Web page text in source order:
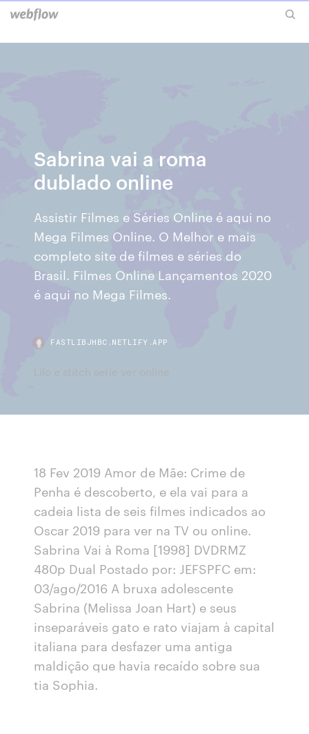
Sabrina vai a roma
dublado online
Assistir Filmes e Séries Online é aqui no
Mega Filmes Online. O Melhor e mais
completo site de filmes e séries do
Brasil. Filmes Online Lançamentos 2020
é aqui no Mega Filmes.
FASTLIBJHBC.NETLIFY.APP
Lilo e stitch serie ver online
18 Fev 2019 Amor de Mãe: Crime de
Penha é descoberto, e ela vai para a
cadeia lista de seis filmes indicados ao
Oscar 2019 para ver na TV ou online.
Sabrina Vai à Roma [1998] DVDRMZ
480p Dual Postado por: JEFSPFC em:
03/ago/2016 A bruxa adolescente
Sabrina (Melissa Joan Hart) e seus
inseparáveis gato e rato viajam à capital
italiana para desfazer uma antiga
maldição que havia recaído sobre sua
tia Sophia.